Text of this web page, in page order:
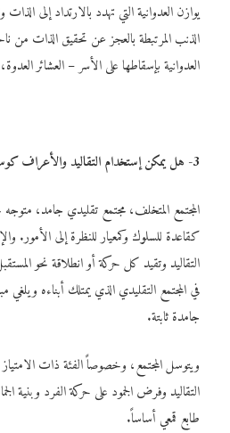
يوازن العدوانية التي تهدد بالارتداد إلى
الذنب المرتبطة بالعجز عن تحقيق الذات
العدوانية بإسقاطها على الأسر – العشائر
3- هل يمكن إستخدام التقاليد والأعراف كوسائل لقمع الإنسان؟
المجتمع المتخلف، مجتمع تقليدي جامد،
كقاعدة للسلوك وكمعيار للنظرة إلى الأمور.
التقاليد وتقيد كل حركة أو انطلاقة نحو
في المجتمع التقليدي الذي يمتلك أبناءه ويلغي
جامدة ثابتة.
ويتوسل المجتمع، وخصوصاً الفئة ذات
التقاليد وفرض الجمود على حركة الفرد وبنية
طابع قمعي أساساً.